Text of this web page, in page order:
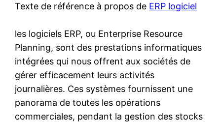
Texte de référence à propos de ERP logiciel
les logiciels ERP, ou Enterprise Resource
Planning, sont des prestations informatiques
intégrées qui nous offrent aux sociétés de
gérer efficacement leurs activités
journalières. Ces systèmes fournissent une
panorama de toutes les opérations
commerciales, pendant la gestion des stocks